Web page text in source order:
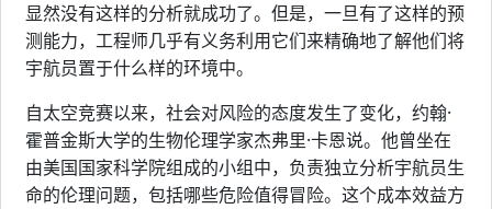
显然没有这样的分析就成功了。但是，一旦有了这样的预
测能力，工程师几乎有义务利用它们来精确地了解他们将
宇航员置于什么样的环境中。
自太空竞赛以来，社会对风险的态度发生了变化，约翰·
霍普金斯大学的生物伦理学家杰弗里·卡恩说。他曾坐在
由美国国家科学院组成的小组中，负责独立分析宇航员生
命的伦理问题，包括哪些危险值得冒险。这个成本效益方